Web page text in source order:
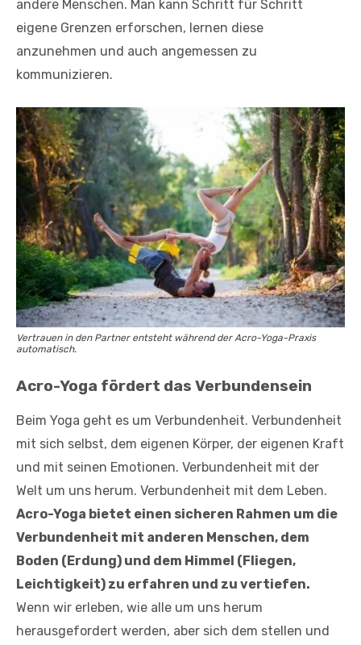
andere Menschen. Man kann Schritt für Schritt
eigene Grenzen erforschen, lernen diese
anzunehmen und auch angemessen zu
kommunizieren.
Vertrauen in den Partner entsteht während der Acro-Yoga-Praxis
automatisch.
Acro-Yoga fördert das Verbundensein
Beim Yoga geht es um Verbundenheit. Verbundenheit
mit sich selbst, dem eigenen Körper, der eigenen Kraft
und mit seinen Emotionen. Verbundenheit mit der
Welt um uns herum. Verbundenheit mit dem Leben.
Acro-Yoga bietet einen sicheren Rahmen um die
Verbundenheit mit anderen Menschen, dem
Boden (Erdung) und dem Himmel (Fliegen,
Leichtigkeit) zu erfahren und zu vertiefen.
Wenn wir erleben, wie alle um uns herum
herausgefordert werden, aber sich dem stellen und